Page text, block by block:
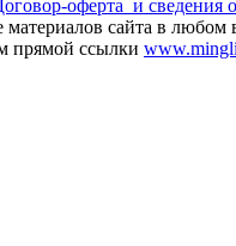
оферта и сведения
сайта в любом
прямой ссылки